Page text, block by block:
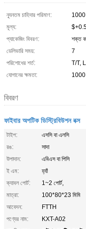
ন্যূনতম চাহিদার পরিমাণ:
1000
মূল্য:
প্যাকেজিং বিবরণ:
শক্ত
ডেলিভারি সময়:
7
পরিশোধের শর্ত:
T/T,
যোগানের ক্ষমতা:
1000
বিবরণ
ফাইবার অপটিক ডিস্ট্রিবিউশন বক্স
টাইপ:
এসসি বা এলসি
রঙ:
সাদা
উপাদান:
এবিএস বা পিসি
ই এম:
হ্যাঁ
ক্যাবল পোর্ট:
1~2 পোর্ট,
মাত্রা:
100*80*23 মিমি
আবেদন:
FTTH
পণ্যের নাম:
KXT-A02